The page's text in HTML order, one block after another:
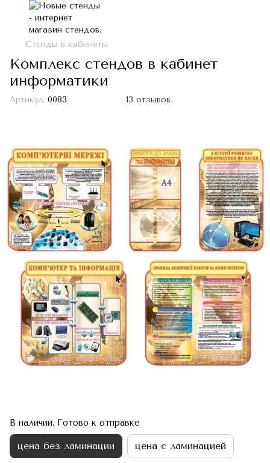
Стенды в кабинеты
Комплекс стендов в кабинет
информатики
Артикул: 0083 13 отзывов
В наличии. Готово к отправке
цена без ламинации цена с ламинацией